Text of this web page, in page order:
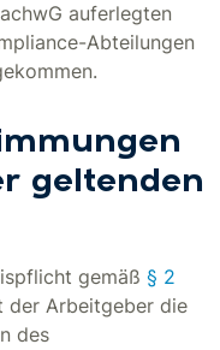
auferlegten
Abteilungen
geltenden
gemäß § 2
der Arbeitgeber die
des